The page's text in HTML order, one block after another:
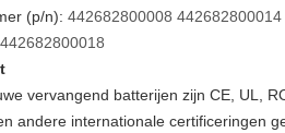
(p/n):442682800008 442682800014
442682800018
vervangend batterijen zijn CE, UL,
andere internationale certificeringen